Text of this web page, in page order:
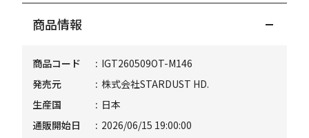
商品情報
商品コード
IGT260509OT-M146
発売元
株式会社STARDUST HD.
生産国
日本
通販開始日
2026/06/15 19:00:00